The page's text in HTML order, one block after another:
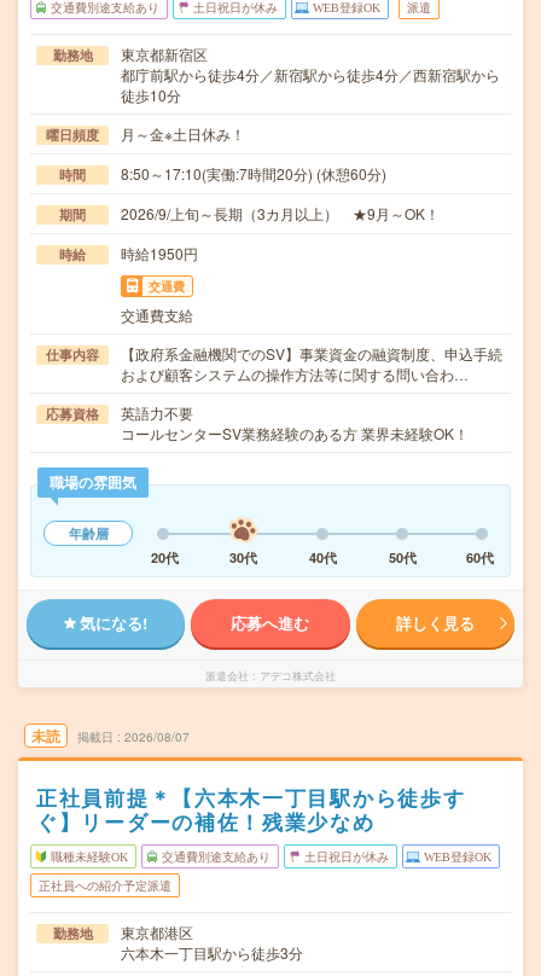
交通費別途支給あり 土日祝日が休み WEB登録OK 派遣
勤務地
東京都新宿区
都庁前駅から徒歩4分／新宿駅から徒歩4分／西新宿駅から
徒歩10分
曜日頻度 月～金※土日休み！
時間 8:50～17:10(実働:7時間20分) (休憩60分)
期間 2026/9/上旬～長期（3カ月以上） ★9月～OK！
時給 時給1950円
交通費
交通費支給
仕事内容
【政府系金融機関でのSV】事業資金の融資制度、申込手続
および顧客システムの操作方法等に関する問い合わ…
応募資格
英語力不要
コールセンターSV業務経験のある方 業界未経験OK！
職場の雰囲気
年齢層
20代
30代 40代 50代 60代
気になる! 応募へ進む 詳しく見る
派遣会社 アデコ株式会社
未読 掲載日 2026/08/07
正社員前提＊【六本木一丁目駅から徒歩す
ぐ】リーダーの補佐！残業少なめ
職種未経験OK 交通費別途支給あり 土日祝日が休み WEB登録OK
正社員への紹介予定派遣
勤務地
東京都港区
六本木一丁目駅から徒歩3分